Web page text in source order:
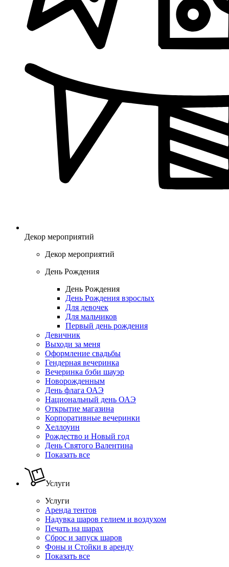
Декор мероприятий
Декор мероприятий
День Рождения
День Рождения
День Рождения взрослых
Для девочек
Для мальчиков
Первый день рождения
Девичник
Выходи за меня
Оформление свадьбы
Гендерная вечеринка
Вечеринка бэби шауэр
Новорожденным
День флага ОАЭ
Национальный день ОАЭ
Открытие магазина
Корпоративные вечеринки
Хеллоуин
Рождество и Новый год
День Святого Валентина
Показать все
Услуги
Услуги
Аренда тентов
Надувка шаров гелием и воздухом
Печать на шарах
Сброс и запуск шаров
Фоны и Стойки в аренду
Показать все